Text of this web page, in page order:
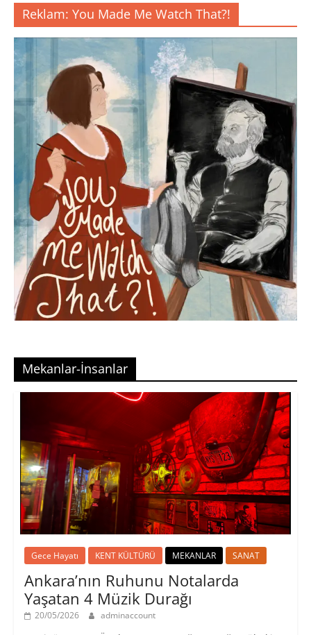
Reklam: You Made Me Watch That?!
Mekanlar-İnsanlar
Gece Hayatı KENT KÜLTÜRÜ MEKANLAR SANAT
Ankara’nın Ruhunu Notalarda
Yaşatan 4 Müzik Durağı
20/05/2026 adminaccount